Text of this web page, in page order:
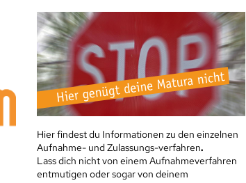
Hier findest du Informationen zu den einzelnen
Aufnahme- und Zulassungs-verfahren.
Lass dich nicht von einem Aufnahmeverfahren
entmutigen oder sogar von deinem